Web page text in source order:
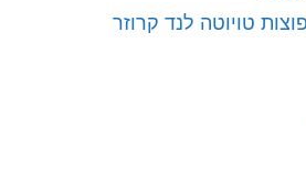
טויוטה לנד קרוזר